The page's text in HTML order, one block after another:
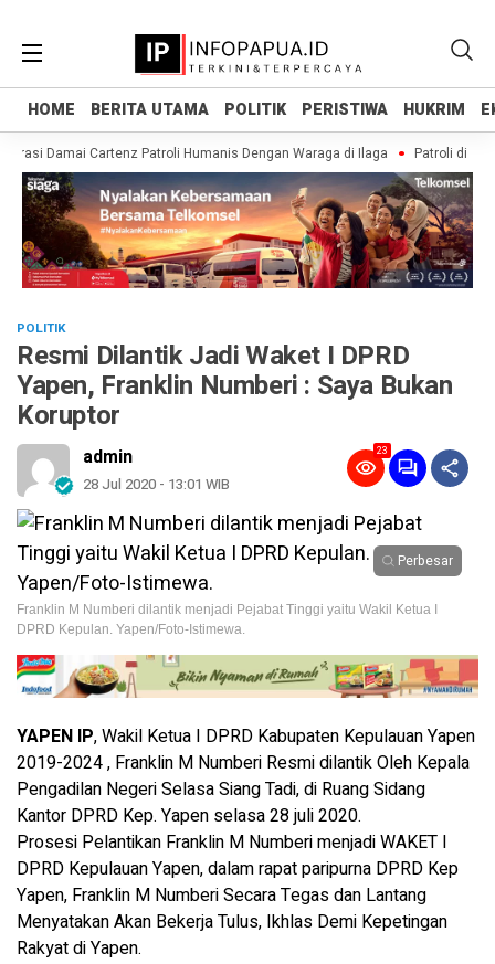
HOME BERITA UTAMA POLITIK PERISTIWA HUKRIM
HOME BERITA UTAMA POLITIK PERISTIWA HUKRIM
Damai Cartenz Patroli Humanis Dengan Waraga di Ilaga Patroli di
POLITIK
Resmi Dilantik Jadi Waket I DPRD
Yapen, Franklin Numberi : Saya Bukan
Koruptor
admin
28 Jul 2020 - 13:01 WIB
23
Perbesar
Franklin M Numberi dilantik menjadi Pejabat Tinggi yaitu Wakil Ketua I
DPRD Kepulan. Yapen/Foto-Istimewa.
YAPEN IP, Wakil Ketua I DPRD Kabupaten Kepulauan Yapen
2019-2024 , Franklin M Numberi Resmi dilantik Oleh Kepala
Pengadilan Negeri Selasa Siang Tadi, di Ruang Sidang
Kantor DPRD Kep. Yapen selasa 28 juli 2020.
Prosesi Pelantikan Franklin M Numberi menjadi WAKET I
DPRD Kepulauan Yapen, dalam rapat paripurna DPRD Kep
Yapen, Franklin M Numberi Secara Tegas dan Lantang
Menyatakan Akan Bekerja Tulus, Ikhlas Demi Kepetingan
Rakyat di Yapen.